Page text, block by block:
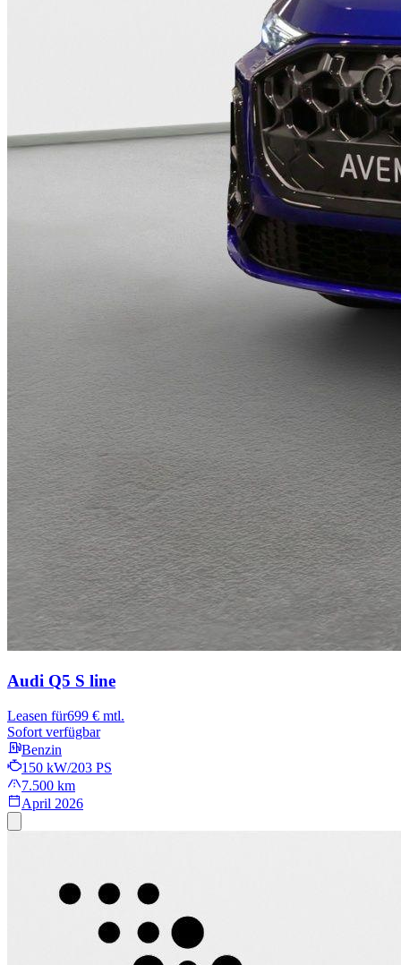
Audi Q5 S line
Leasen für699 € mtl.
Sofort verfügbar
Benzin
150 kW/203 PS
7.500 km
April 2026